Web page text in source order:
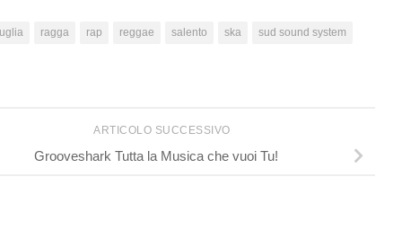
ragga rap reggae salento ska sud sound system
ARTICOLO SUCCESSIVO
Grooveshark Tutta la Musica che vuoi Tu!